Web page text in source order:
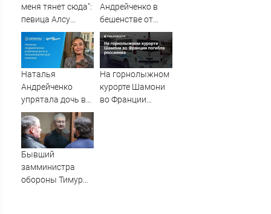
меня тянет сюда":
певица Алсу
приехала в
татарскую
деревню, где
прошло ее
детство
Андрейченко в
бешенстве от
врачей-
травников:
появились
подробности
Наталья
Андрейченко
упрятала дочь в
психиатрическую
клинику
На горнолыжном
курорте Шамони
во Франции
Бывший
замминистра
обороны Тимур